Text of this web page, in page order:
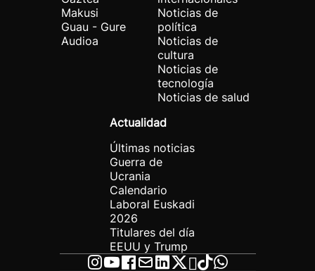
Makusi
Guau - Gure
Audioa
Noticias de
política
Noticias de
cultura
Noticias de
tecnología
Noticias de salud
Actualidad
Últimas noticias
Guerra de
Ucrania
Calendario
Laboral Euskadi
2026
Titulares del día
EEUU y Trump